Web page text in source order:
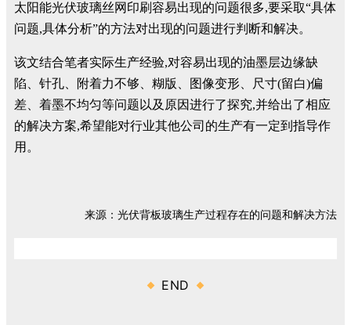
太阳能光伏玻璃丝网印刷容易出现的问题很多,要采取“具体
问题,具体分析”的方法对出现的问题进行判断和解决。
该文结合笔者实际生产经验,对容易出现的油墨层边缘缺
陷、针孔、附着力不够、糊版、图像变形、尺寸(留白)偏
差、着墨不均匀等问题以及原因进行了探究,并给出了相应
的解决方案,希望能对行业其他公司的生产有一定到指导作
用。
来源：光伏背板玻璃生产过程存在的问题和解决方法
END